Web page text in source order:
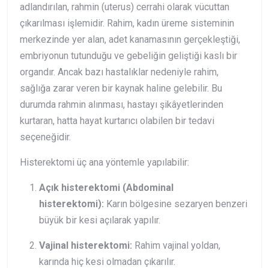
adlandırılan, rahmin (uterus) cerrahi olarak vücuttan
çıkarılması işlemidir. Rahim, kadın üreme sisteminin
merkezinde yer alan, adet kanamasının gerçekleştiği,
embriyonun tutunduğu ve gebeliğin geliştiği kaslı bir
organdır. Ancak bazı hastalıklar nedeniyle rahim,
sağlığa zarar veren bir kaynak haline gelebilir. Bu
durumda rahmin alınması, hastayı şikâyetlerinden
kurtaran, hatta hayat kurtarıcı olabilen bir tedavi
seçeneğidir.
Histerektomi üç ana yöntemle yapılabilir:
Açık histerektomi (Abdominal
histerektomi): Karın bölgesine sezaryen benzeri
büyük bir kesi açılarak yapılır.
Vajinal histerektomi: Rahim vajinal yoldan,
karında hiç kesi olmadan çıkarılır.